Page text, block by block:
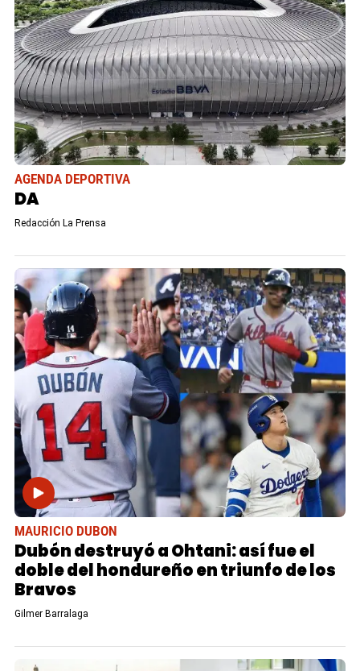
AGENDA DEPORTIVA
DA
Redacción La Prensa
MAURICIO DUBON
Dubón destruyó a Ohtani: así fue el
doble del hondureño en triunfo de los
Bravos
Gilmer Barralaga